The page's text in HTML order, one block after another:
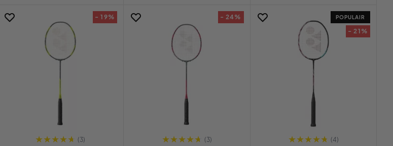
- 19%
(3)
- 24%
(3)
POPULAIR
- 21%
(4)